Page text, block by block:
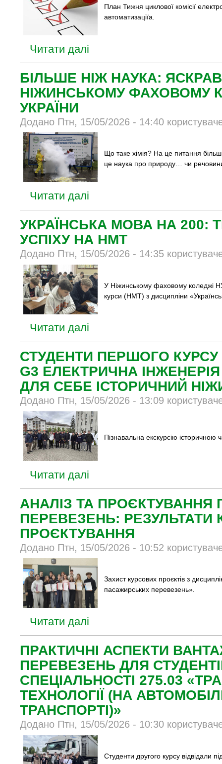
План Тижня циклової комісії
автоматизаціїa.
Читати далі
БІЛЬШЕ НІЖ НАУКА:
НІЖИНСЬКОМУ ФАХОВОМУ
УКРАЇНИ
Додано Птн, 15/05/2026 - 14:40
Що таке хімія? На це питання
це наука про природу… чи
Читати далі
УКРАЇНСЬКА МОВА НА 200:
УСПІХУ НА НМТ
Додано Птн, 15/05/2026 - 14:35
У Ніжинському фаховому коледжі
курси (НМТ) з дисципліни
Читати далі
СТУДЕНТИ ПЕРШОГО КУРСУ
G3 ЕЛЕКТРИЧНА
ДЛЯ СЕБЕ ІСТОРИЧНИЙ
Додано Птн, 15/05/2026 - 13:09
Пізнавальна екскурсію історичною
Читати далі
АНАЛІЗ ТА
ПЕРЕВЕЗЕНЬ: РЕЗУЛЬТАТИ
ПРОЄКТУВАННЯ
Додано Птн, 15/05/2026 - 10:52
Захист курсових проєктів з
пасажирських перевезень».
Читати далі
ПРАКТИЧНІ АСПЕКТИ
ПЕРЕВЕЗЕНЬ ДЛЯ
СПЕЦІАЛЬНОСТІ 275.03
ТЕХНОЛОГІЇ (НА
ТРАНСПОРТІ)»
Додано Птн, 15/05/2026 - 10:30
Студенти другого курсу відвідали